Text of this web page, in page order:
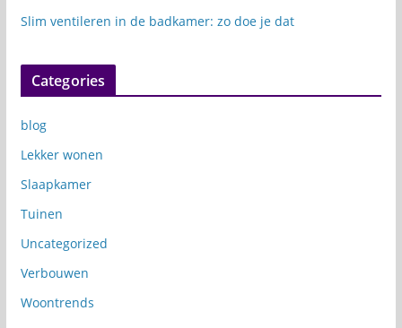
Slim ventileren in de badkamer: zo doe je dat
Categories
blog
Lekker wonen
Slaapkamer
Tuinen
Uncategorized
Verbouwen
Woontrends